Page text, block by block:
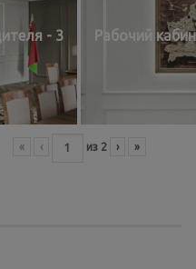
- 3 Рабочий
« ‹ из 2 › »